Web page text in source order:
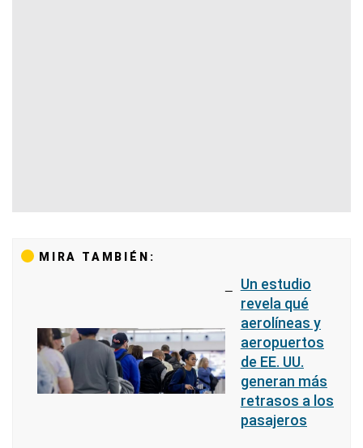
MIRA TAMBIÉN:
Un estudio
revela qué
aerolíneas y
aeropuertos
de EE. UU.
generan más
retrasos a los
pasajeros